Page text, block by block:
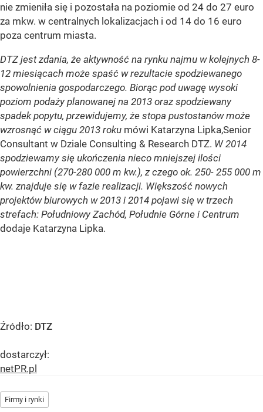
nie zmieniła się i pozostała na poziomie od 24 do 27 euro
za mkw. w centralnych lokalizacjach i od 14 do 16 euro
poza centrum miasta.
DTZ jest zdania, że aktywność na rynku najmu w kolejnych 8-
12 miesiącach może spaść w rezultacie spodziewanego
spowolnienia gospodarczego. Biorąc pod uwagę wysoki
poziom podaży planowanej na 2013 oraz spodziewany
spadek popytu, przewidujemy, że stopa pustostanów może
wzrosnąć w ciągu 2013 roku mówi Katarzyna Lipka,Senior
Consultant w Dziale Consulting & Research DTZ. W 2014
spodziewamy się ukończenia nieco mniejszej ilości
powierzchni (270-280 000 m kw.), z czego ok. 250- 255 000 m
kw. znajduje się w fazie realizacji. Większość nowych
projektów biurowych w 2013 i 2014 pojawi się w trzech
strefach: Południowy Zachód, Południe Górne i Centrum
dodaje Katarzyna Lipka.
Źródło: DTZ
dostarczył:
netPR.pl
Firmy i rynki